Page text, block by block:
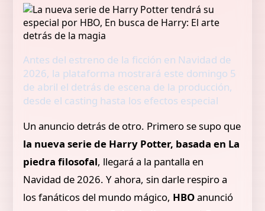
Antes del estreno de la ficción en Navidad de
2026, la plataforma mostrará este domingo 5
de abril el detrás de escena de la producción,
desde el casting hasta los efectos especial
Un anuncio detrás de otro. Primero se supo que
la nueva serie de Harry Potter, basada en La
piedra filosofal, llegará a la pantalla en
Navidad de 2026. Y ahora, sin darle respiro a
los fanáticos del mundo mágico, HBOanunció